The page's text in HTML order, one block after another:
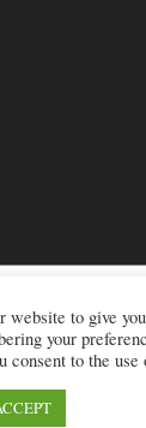
All rights
website to give
your
consent to the